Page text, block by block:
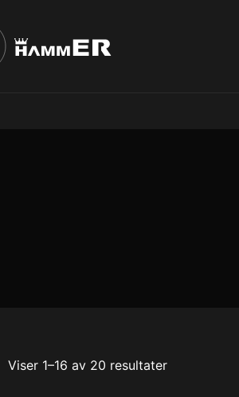
Viser 1–16 av 20 resultater